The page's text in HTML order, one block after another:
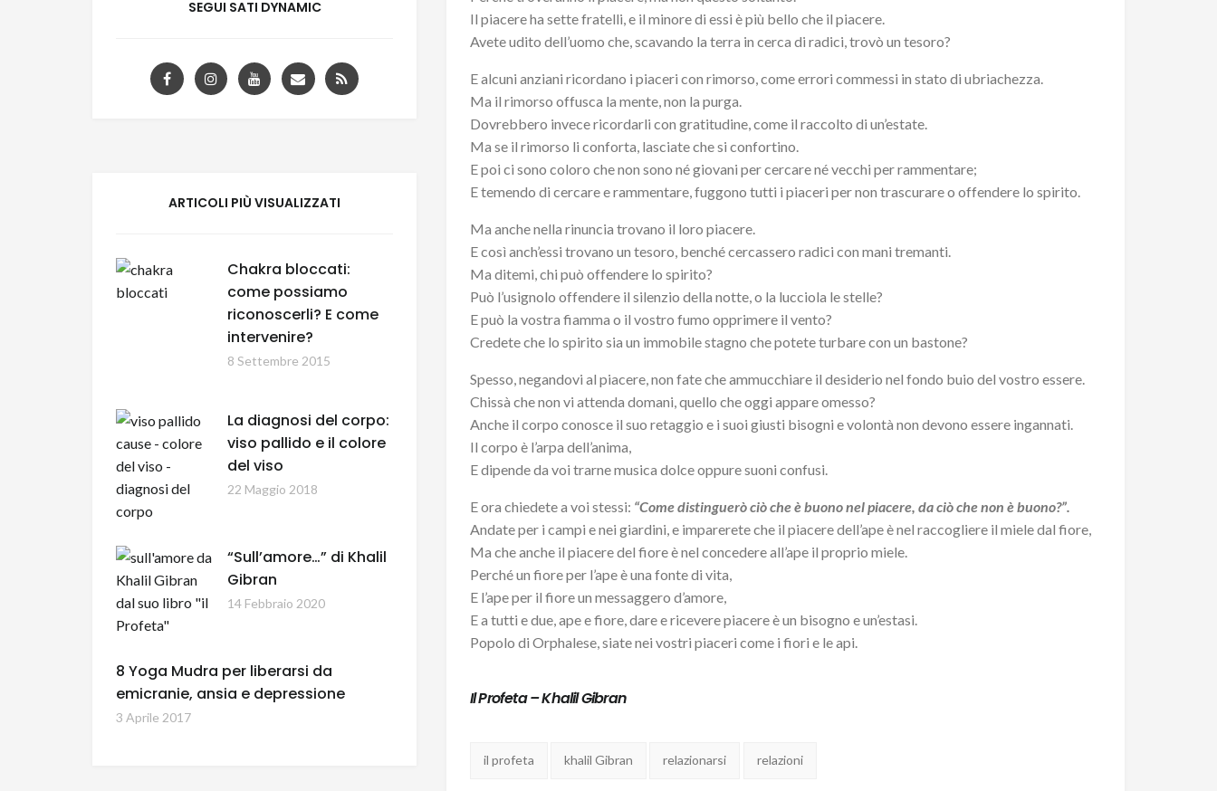
Il piacere ha sette fratelli, e il minore di essi è più bello che il piacere.
Avete udito dell’uomo che, scavando la terra in cerca di radici, trovò un tesoro?
E alcuni anziani ricordano i piaceri con rimorso, come errori commessi in stato di ubriachezza.
Ma il rimorso offusca la mente, non la purga.
Dovrebbero invece ricordarli con gratitudine, come il raccolto di un’estate.
Ma se il rimorso li conforta, lasciate che si confortino.
E poi ci sono coloro che non sono né giovani per cercare né vecchi per rammentare;
E temendo di cercare e rammentare, fuggono tutti i piaceri per non trascurare o offendere lo spirito.
Ma anche nella rinuncia trovano il loro piacere.
E così anch’essi trovano un tesoro, benché cercassero radici con mani tremanti.
Ma ditemi, chi può offendere lo spirito?
Può l’usignolo offendere il silenzio della notte, o la lucciola le stelle?
E può la vostra fiamma o il vostro fumo opprimere il vento?
Credete che lo spirito sia un immobile stagno che potete turbare con un bastone?
Spesso, negandovi al piacere, non fate che ammucchiare il desiderio nel fondo buio del vostro essere.
Chissà che non vi attenda domani, quello che oggi appare omesso?
Anche il corpo conosce il suo retaggio e i suoi giusti bisogni e volontà non devono essere ingannati.
Il corpo è l’arpa dell’anima,
E dipende da voi trarne musica dolce oppure suoni confusi.
E ora chiedete a voi stessi: “Come distinguerò ciò che è buono nel piacere, da ciò che non è buono?”.
Andate per i campi e nei giardini, e imparerete che il piacere dell’ape è nel raccogliere il miele dal fiore,
Ma che anche il piacere del fiore è nel concedere all’ape il proprio miele.
Perché un fiore per l’ape è una fonte di vita,
E l’ape per il fiore un messaggero d’amore,
E a tutti e due, ape e fiore, dare e ricevere piacere è un bisogno e un’estasi.
Popolo di Orphalese, siate nei vostri piaceri come i fiori e le api.
Il Profeta–Khalil Gibran
Tags:
il profeta khalil Gibran relazionarsi relazioni
SEGUI SATI DYNAMIC
ARTICOLI PIÙ VISUALIZZATI
Chakra bloccati:
come possiamo
riconoscerli? E come
intervenire?
8 Settembre 2015
La diagnosi del corpo:
viso pallido e il colore
del viso
22 Maggio 2018
“Sull’amore…” di Khalil
Gibran
14 Febbraio 2020
8 Yoga Mudra per liberarsi da
emicranie, ansia e depressione
3 Aprile 2017